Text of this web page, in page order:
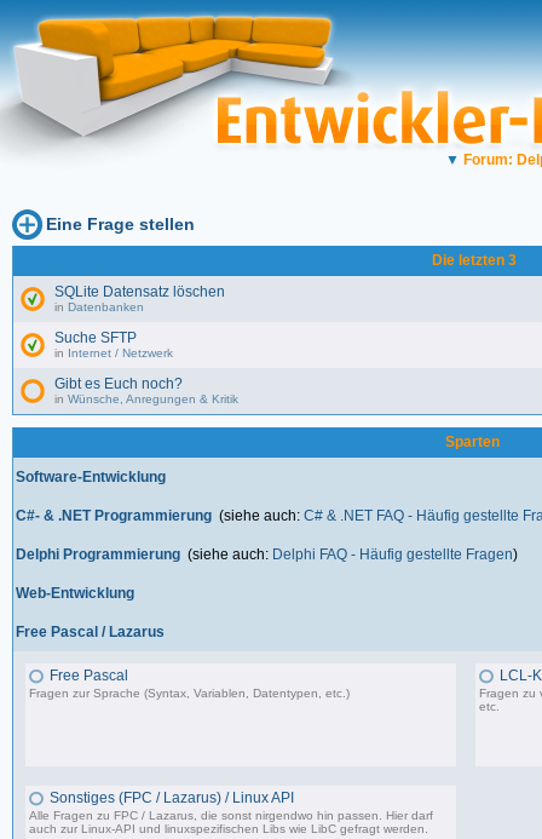
▼ Forum:
Eine Frage stellen
Die letzten 3
SQLite Datensatz löschen
in Datenbanken
Suche SFTP
in Internet / Netzwerk
Gibt es Euch noch?
in Wünsche, Anregungen & Kritik
Sparten
Software-Entwicklung
C#- & .NET Programmierung (siehe auch: C# & .NET FAQ - Häufig gestellte
Delphi Programmierung (siehe auch: Delphi FAQ - Häufig gestellte Fragen)
Web-Entwicklung
Free Pascal / Lazarus
Free Pascal
Fragen zur Sprache (Syntax, Variablen, Datentypen, etc.)
LCL-
Fragen zu
etc.
Sonstiges (FPC / Lazarus) / Linux API
Alle Fragen zu FPC / Lazarus, die sonst nirgendwo hin passen. Hier darf
auch zur Linux-API und linuxspezifischen Libs wie LibC gefragt werden.